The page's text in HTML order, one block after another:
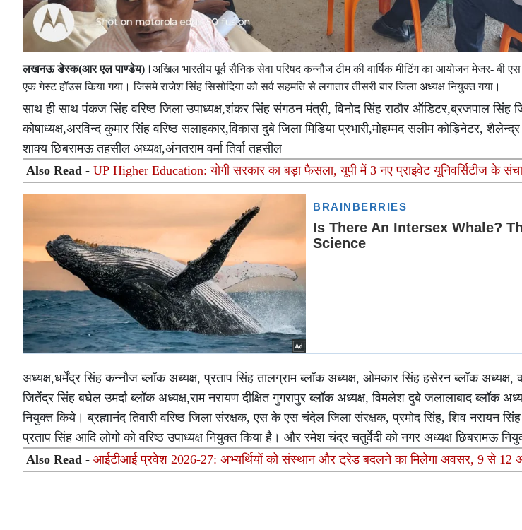
लखनऊ डेस्क(आर एल पाण्डेय)।अखिल भारतीय पूर्व सैनिक सेवा परिषद कन्नौज टीम की वार्षिक मीटिंग का आयोजन मेजर- बी
एक गेस्ट हॉउस किया गया। जिसमे राजेश सिंह सिसोदिया को सर्व सहमति से लगातार तीसरी बार जिला अध्यक्ष नियुक्त गया।
साथ ही साथ पंकज सिंह वरिष्ठ जिला उपाध्यक्ष,शंकर सिंह संगठन मंत्री, विनोद सिंह राठौर ऑडिटर,ब्रजपाल सिंह
कोषाध्यक्ष,अरविन्द कुमार सिंह वरिष्ठ सलाहकार,विकास दुबे जिला मिडिया प्रभारी,मोहम्मद सलीम कोड़िनेटर,
शाक्य छिबरामऊ तहसील अध्यक्ष,अंनतराम वर्मा तिर्वा तहसील
Also Read - UP Higher Education: योगी सरकार का बड़ा फैसला, यूपी में 3 नए प्राइवेट यूनिवर्सिटीज के
अध्यक्ष,धर्मेंद्र सिंह कन्नौज ब्लॉक अध्यक्ष, प्रताप सिंह तालग्राम ब्लॉक अध्यक्ष, ओमकार सिंह हसेरन ब्लॉक अध्यक्ष,
जितेंद्र सिंह बघेल उमर्दा ब्लॉक अध्यक्ष,राम नरायण दीक्षित गुगरापुर ब्लॉक अध्यक्ष, विमलेश दुबे जलालाबाद ब्लॉक
नियुक्त किये। ब्रह्मानंद तिवारी वरिष्ठ जिला संरक्षक, एस के एस चंदेल जिला संरक्षक, प्रमोद सिंह, शिव नरायन
प्रताप सिंह आदि लोगो को वरिष्ठ उपाध्यक्ष नियुक्त किया है। और रमेश चंद्र चतुर्वेदी को नगर अध्यक्ष छिबरामऊ
Also Read - आईटीआई प्रवेश 2026-27: अभ्यर्थियों को संस्थान और ट्रेड बदलने का मिलेगा अवसर, 9 से 12